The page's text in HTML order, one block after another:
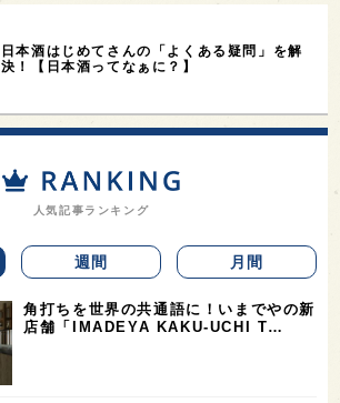
日本酒はじめてさんの「よくある疑問」を解
決！【日本酒ってなぁに？】
人気記事ランキング
週間 月間
角打ちを世界の共通語に！いまでやの新
店舗「IMADEYA KAKU-UCHI T…